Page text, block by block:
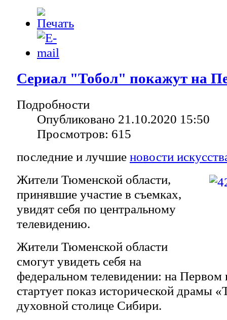
Сериал "Тобол" покажут на
Подробности
Опубликовано 21.10.2020 15:50
Просмотров: 615
последние и лучшие новости
Жители Тюменской области,
принявшие участие в съемках,
увидят себя по центральному
телевидению.
Жители Тюменской области
смогут увидеть себя на
федеральном телевидении: на Первом
стартует показ исторической драмы
духовной столице Сибири.